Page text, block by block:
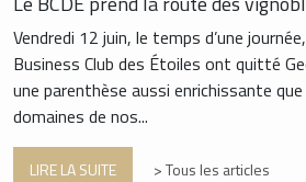
Vendredi 12 juin, le temps d’une
Business Club des Étoiles ont quitté
une parenthèse aussi enrichissante
domaines de nos...
LIRE LA SUITE > Tous les articles